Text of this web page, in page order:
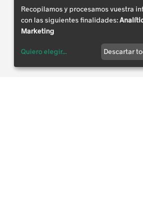
Recopilamos y procesamos vuestra
con las siguientes finalidades:
Marketing
Quiero elegir... Descartar